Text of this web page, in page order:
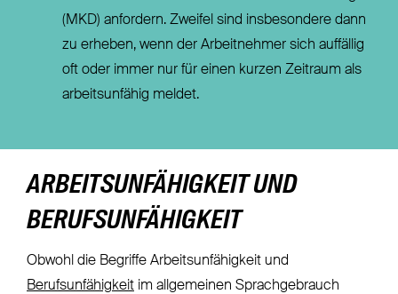
(MKD) anfordern. Zweifel sind insbesondere dann
zu erheben, wenn der Arbeitnehmer sich auffällig
oft oder immer nur für einen kurzen Zeitraum als
arbeitsunfähig meldet.
ARBEITSUNFÄHIGKEIT UND
BERUFSUNFÄHIGKEIT
Obwohl die Begriffe Arbeitsunfähigkeit und
Berufsunfähigkeitim allgemeinen Sprachgebrauch